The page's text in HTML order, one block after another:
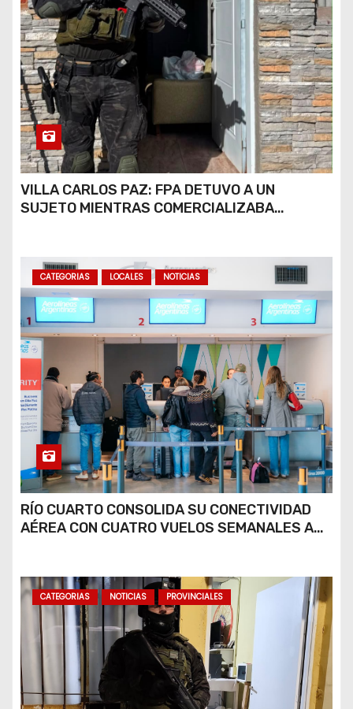
VILLA CARLOS PAZ: FPA DETUVO A UN
SUJETO MIENTRAS COMERCIALIZABA
CATEGORIAS LOCALES NOTICIAS
RÍO CUARTO CONSOLIDA SU CONECTIVIDAD
AÉREA CON CUATRO VUELOS SEMANALES A
CATEGORIAS NOTICIAS PROVINCIALES